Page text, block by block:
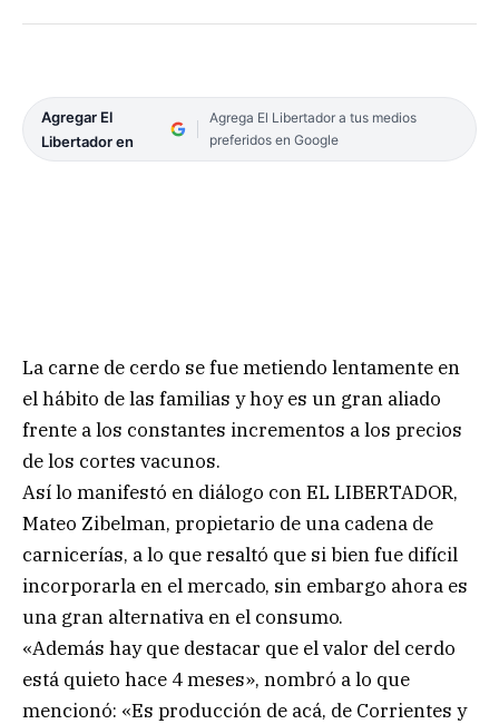
Agregar El
Libertador en
Agrega El Libertador a tus medios
preferidos en Google
La carne de cerdo se fue metiendo lentamente en
el hábito de las familias y hoy es un gran aliado
frente a los constantes incrementos a los precios
de los cortes vacunos.
Así lo manifestó en diálogo con EL LIBERTADOR,
Mateo Zibelman, propietario de una cadena de
carnicerías, a lo que resaltó que si bien fue difícil
incorporarla en el mercado, sin embargo ahora es
una gran alternativa en el consumo.
«Además hay que destacar que el valor del cerdo
está quieto hace 4 meses», nombró a lo que
mencionó: «Es producción de acá, de Corrientes y